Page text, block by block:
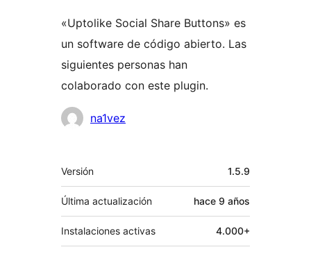
«Uptolike Social Share Buttons» es
un software de código abierto. Las
siguientes personas han
colaborado con este plugin.
Colaboradores
na1vez
Meta
Versión 1.5.9
Última actualización hace 9 años
Instalaciones activas 4.000+